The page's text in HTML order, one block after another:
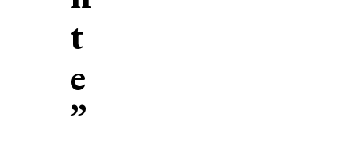
t
e
”